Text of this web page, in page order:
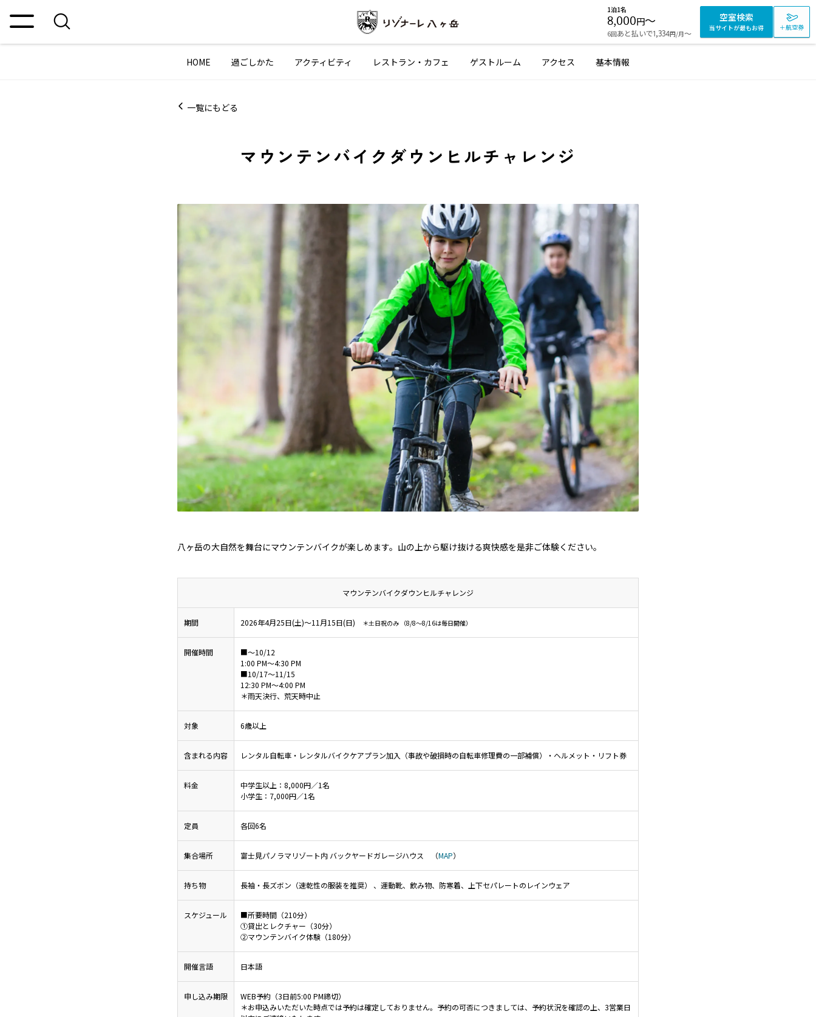
1泊1名
8,000円〜
6回あと払いで1,334円/月〜
空室検索
当サイトが最もお得 ＋航空券
HOME 過ごしかた アクティビティ レストラン ・カフェ ゲストルーム アクセス 基本情報
一覧にもどる
マウンテンバイクダウンヒルチャレンジ
八ヶ岳の大自然を舞台にマウンテンバイクが楽しめます。山の上から駆け抜ける爽快感を是非ご体験ください。
マウンテンバイクダウンヒルチャレンジ
期間 2026年4月25日(土)〜11月15日(日) ＊土日祝のみ （8/8～8/16は毎日開催）
開催時間
■～10/12
1:00 PM～4:30 PM
■10/17～11/15
12:30 PM～4:00 PM
＊雨天決行、荒天時中止
対象 6歳以上
含まれる内容 レンタル自転車・レンタルバイクケアプラン加入（事故や破損時の自転車修理費の一部補償）・ヘルメット・リフト券
料金
中学生以上：8,000円／1名
小学生：7,000円／1名
定員 各回6名
集合場所 富士見パノラマリゾート内 バックヤードガレージハウス （MAP）
持ち物 長袖・長ズボン（速乾性の服装を推奨） 、運動靴、飲み物、防寒着、上下セパレートのレインウェア
スケジュール
■所要時間（210分）
①貸出とレクチャー（30分）
②マウンテンバイク体験（180分）
開催言語 日本語
申し込み期限
WEB予約（3日前5:00 PM締切）
＊お申込みいただいた時点では予約は確定しておりません。予約の可否につきましては、予約状況を確認の上、3営業日